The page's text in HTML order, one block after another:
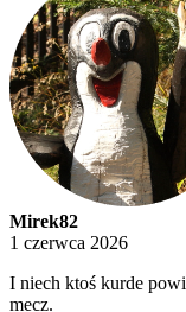
Mirek82
1 czerwca 2026
I niech ktoś kurde
mecz.